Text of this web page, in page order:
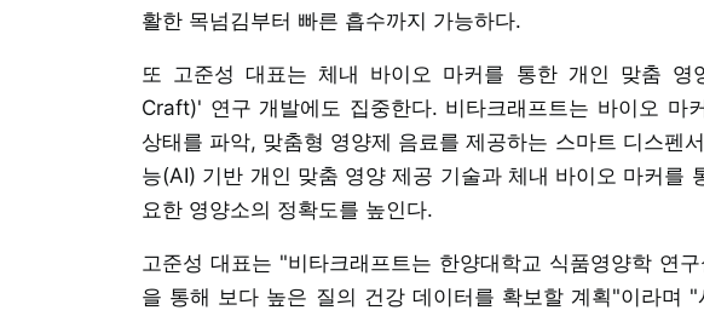
활한 목넘김부터 빠른 흡수까지 가능하다.
또 고준성 대표는 체내 바이오 마커를 통한 개인 맞춤 영
Craft)' 연구 개발에도 집중한다. 비타크래프트는 바이오 마
상태를 파악, 맞춤형 영양제 음료를 제공하는 스마트 디스펜
능(AI) 기반 개인 맞춤 영양 제공 기술과 체내 바이오 마커를
요한 영양소의 정확도를 높인다.
고준성 대표는 "비타크래프트는 한양대학교 식품영양학 연
을 통해 보다 높은 질의 건강 데이터를 확보할 계획"이라며